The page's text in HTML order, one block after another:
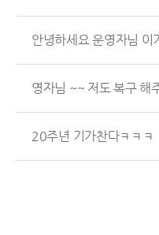
안녕하세요 운영자님 이
영자님 ~~ 저도 복구 해
20주년 기가찬다ㅋㅋㅋ